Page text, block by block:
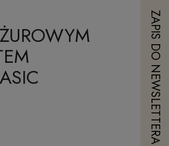
ZAPIS DO NEWSLETTERA